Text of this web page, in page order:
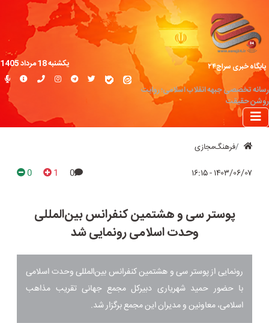
پایگاه خبری سراج۲۴
رسانه تخصصی جبهه انقلاب اسلامی؛ روایت
روشن حقیقت
یکشنبه 18 مرداد 1405
فرهنگ‌مجازی
۱۴۰۳/۰۶/۰۷ - ۱۶:۱۵ 0
1
0
پوستر سی و هشتمین کنفرانس بین‌المللی
وحدت اسلامی رونمایی شد
رونمایی از پوستر سی و هشتمین کنفرانس بین‌المللی وحدت اسلامی
با حضور حمید شهریاری دبیرکل مجمع جهانی تقریب مذاهب
اسلامی، معاونین و مدیران این مجمع برگزار شد.